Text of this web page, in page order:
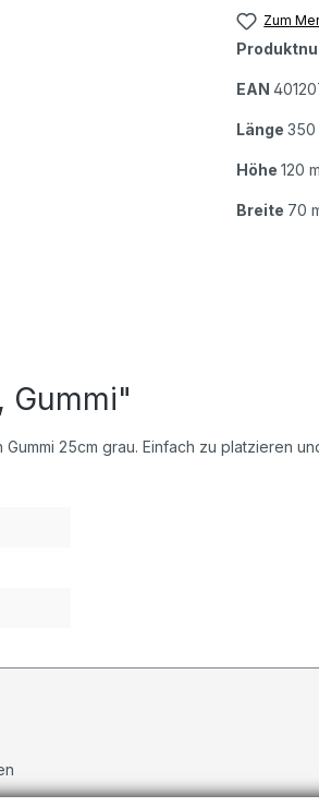
Zum
EAN
Länge 350
Höhe 120
Breite 70
Gummi"
25cm grau. Einfach zu platzieren